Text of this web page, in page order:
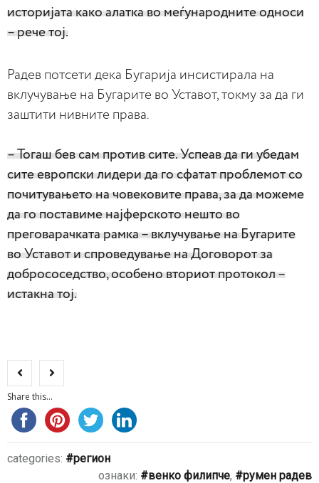
историјата како алатка во меѓународните односи
– рече тој.
Радев потсети дека Бугарија инсистирала на
вклучување на Бугарите во Уставот, токму за да ги
заштити нивните права.
– Тогаш бев сам против сите. Успеав да ги убедам
сите европски лидери да го сфатат проблемот со
почитувањето на човековите права, за да можеме
да го поставиме најферското нешто во
преговарачката рамка – вклучување на Бугарите
во Уставот и спроведување на Договорот за
добрососедство, особено вториот протокол –
истакна тој.
Share this...
categories:
регион
ознаки:
венко филипче, румен радев